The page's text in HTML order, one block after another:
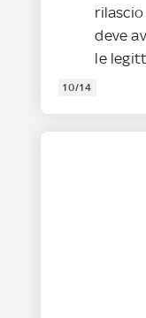
deve
le
10/14